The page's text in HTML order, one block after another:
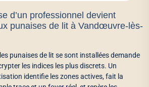
d’un professionnel devient
punaises de lit à Vandœuvre-lès-
punaises de lit se sont installées demande
les indices les plus discrets. Un
identifie les zones actives, fait la